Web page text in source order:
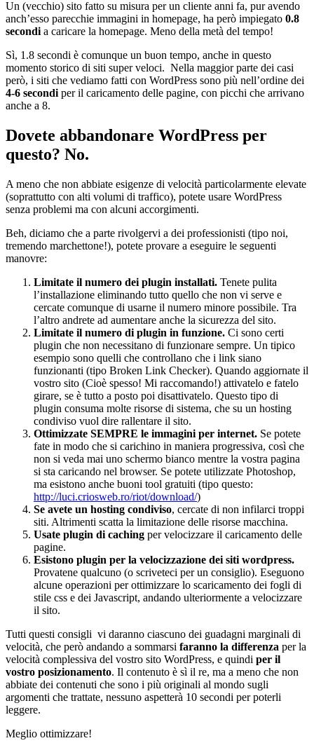
Un (vecchio) sito fatto su misura per un cliente anni fa, pur avendo
anch’esso parecchie immagini in homepage, ha però impiegato 0.8
secondi a caricare la homepage. Meno della metà del tempo!
Sì, 1.8 secondi è comunque un buon tempo, anche in questo
momento storico di siti super veloci. Nella maggior parte dei casi
però, i siti che vediamo fatti con WordPress sono più nell’ordine dei
4-6 secondi per il caricamento delle pagine, con picchi che arrivano
anche a 8.
Dovete abbandonare WordPress per
questo? No.
A meno che non abbiate esigenze di velocità particolarmente elevate
(soprattutto con alti volumi di traffico), potete usare WordPress
senza problemi ma con alcuni accorgimenti.
Beh, diciamo che a parte rivolgervi a dei professionisti (tipo noi,
tremendo marchettone!), potete provare a eseguire le seguenti
manovre:
Limitate il numero dei plugin installati. Tenete pulita
l’installazione eliminando tutto quello che non vi serve e
cercate comunque di usarne il numero minore possibile. Tra
l’altro andrete ad aumentare anche la sicurezza del sito.
Limitate il numero di plugin in funzione. Ci sono certi
plugin che non necessitano di funzionare sempre. Un tipico
esempio sono quelli che controllano che i link siano
funzionanti (tipo Broken Link Checker). Quando aggiornate il
vostro sito (Cioè spesso! Mi raccomando!) attivatelo e fatelo
girare, se è tutto a posto poi disattivatelo. Questo tipo di
plugin consuma molte risorse di sistema, che su un hosting
condiviso vuol dire rallentare il sito.
Ottimizzate SEMPRE le immagini per internet. Se potete
fate in modo che si carichino in maniera progressiva, così che
non si veda mai uno schermo bianco mentre la vostra pagina
si sta caricando nel browser. Se potete utilizzate Photoshop,
ma esistono anche buoni tool gratuiti (tipo questo:
http://luci.criosweb.ro/riot/download/)
Se avete un hosting condiviso, cercate di non infilarci troppi
siti. Altrimenti scatta la limitazione delle risorse macchina.
Usate plugin di caching per velocizzare il caricamento delle
pagine.
Esistono plugin per la velocizzazione dei siti wordpress.
Provatene qualcuno (o scriveteci per un consiglio). Eseguono
alcune operazioni per ottimizzare lo scaricamento dei fogli di
stile css e dei Javascript, andando ulteriormente a velocizzare
il sito.
Tutti questi consigli vi daranno ciascuno dei guadagni marginali di
velocità, che però andando a sommarsi faranno la differenza per la
velocità complessiva del vostro sito WordPress, e quindi per il
vostro posizionamento. Il contenuto è sì il re, ma a meno che non
abbiate dei contenuti che sono i più originali al mondo sugli
argomenti che trattate, nessuno aspetterà 10 secondi per poterli
leggere.
Meglio ottimizzare!